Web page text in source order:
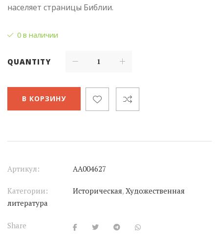
населяет страницы Библии.
0 в наличии
QUANTITY
В КОРЗИНУ
Артикул: АА004627
Категории: Историческая, Художественная
литература
Share